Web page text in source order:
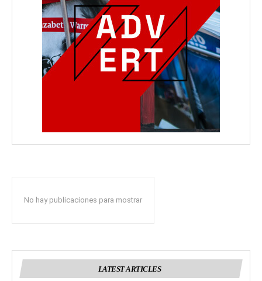
No hay publicaciones para mostrar
LATEST ARTICLES